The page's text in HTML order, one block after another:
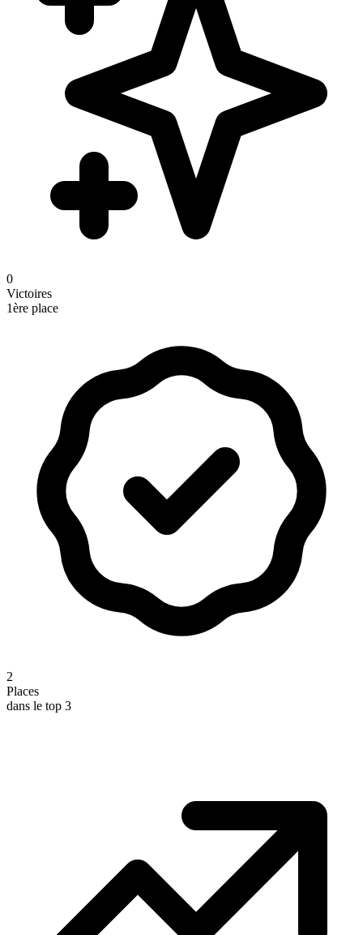
0
Victoires
1ère place
2
Places
dans le top 3